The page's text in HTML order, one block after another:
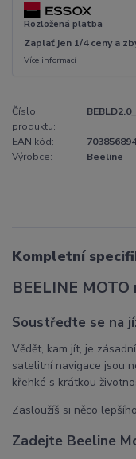
Rozložená platba
Zaplať jen 1/4 ceny a
Více informací
Číslo
produktu:
EAN kód:
Výrobce:
Beeline
Kompletní
BEELINE
Soustřeďte se na
Vědět, kam jít, je
satelitní navigace jsou
křehké s krátkou
Zasloužíš si něco
Zadejte Beeline